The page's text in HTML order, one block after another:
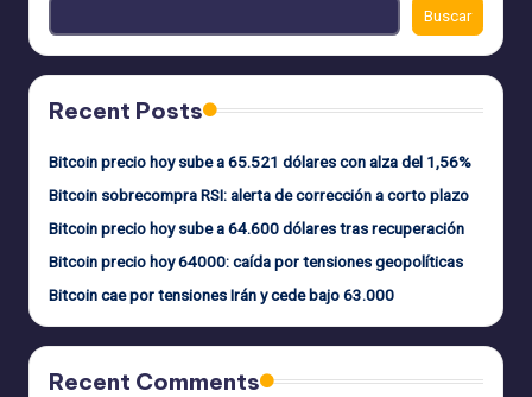
Buscar
Recent Posts
Bitcoin precio hoy sube a 65.521 dólares con alza del 1,56%
Bitcoin sobrecompra RSI: alerta de corrección a corto plazo
Bitcoin precio hoy sube a 64.600 dólares tras recuperación
Bitcoin precio hoy 64000: caída por tensiones geopolíticas
Bitcoin cae por tensiones Irán y cede bajo 63.000
Recent Comments